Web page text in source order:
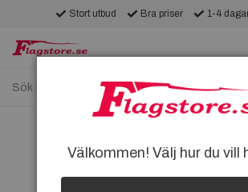
Stort utbud Bra priser 1-4
Välkommen! Välj hur du vill